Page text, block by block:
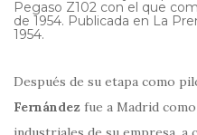
Pegaso Z102 con el que
de 1954. Publicada en La
1954.
Después de su etapa como
Fernández fue a Madrid